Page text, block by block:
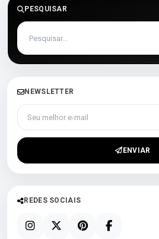
PESQUISAR
NEWSLETTER
Seu melhor e-mail
ENVIAR
REDES SOCIAIS